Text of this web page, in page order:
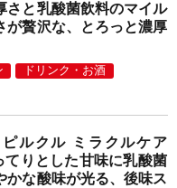
さと乳酸菌飲料のマイル
が贅沢な、とろっと濃厚
ドリンク・お酒
ピルクル ミラクルケア
てりとした甘味に乳酸菌
かな酸味が光る、後味ス